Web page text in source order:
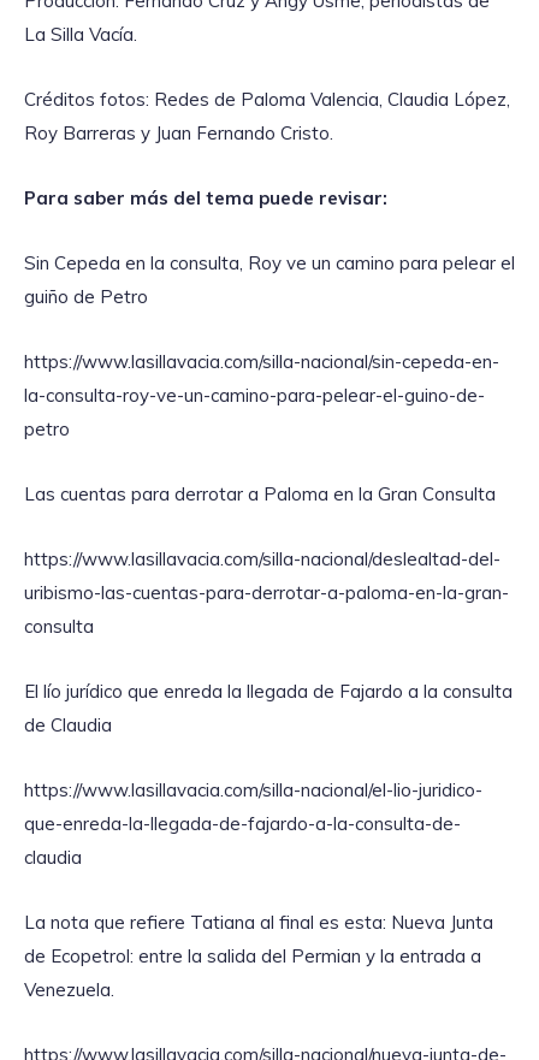
La Silla Vacía.
Créditos fotos: Redes de Paloma Valencia, Claudia López,
Roy Barreras y Juan Fernando Cristo.
Para saber más del tema puede revisar:
Sin Cepeda en la consulta, Roy ve un camino para pelear el
guiño de Petro
https://www.lasillavacia.com/silla-nacional/sin-cepeda-en-
la-consulta-roy-ve-un-camino-para-pelear-el-guino-de-
petro
Las cuentas para derrotar a Paloma en la Gran Consulta
https://www.lasillavacia.com/silla-nacional/deslealtad-del-
uribismo-las-cuentas-para-derrotar-a-paloma-en-la-gran-
consulta
El lío jurídico que enreda la llegada de Fajardo a la consulta
de Claudia
https://www.lasillavacia.com/silla-nacional/el-lio-juridico-
que-enreda-la-llegada-de-fajardo-a-la-consulta-de-
claudia
La nota que refiere Tatiana al final es esta: Nueva Junta
de Ecopetrol: entre la salida del Permian y la entrada a
Venezuela.
https://www.lasillavacia.com/silla-nacional/nueva-junta-de-